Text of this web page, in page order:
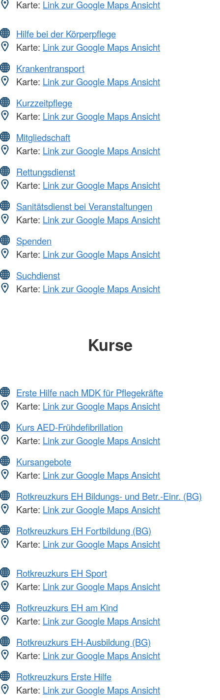
Karte: Link zur Google Maps Ansicht
Hilfe bei der Körperpflege
Karte: Link zur Google Maps Ansicht
Krankentransport
Karte: Link zur Google Maps Ansicht
Kurzzeitpflege
Karte: Link zur Google Maps Ansicht
Mitgliedschaft
Karte: Link zur Google Maps Ansicht
Rettungsdienst
Karte: Link zur Google Maps Ansicht
Sanitätsdienst bei Veranstaltungen
Karte: Link zur Google Maps Ansicht
Spenden
Karte: Link zur Google Maps Ansicht
Suchdienst
Karte: Link zur Google Maps Ansicht
Kurse
Erste Hilfe nach MDK für Pflegekräfte
Karte: Link zur Google Maps Ansicht
Kurs AED-Frühdefibrillation
Karte: Link zur Google Maps Ansicht
Kursangebote
Karte: Link zur Google Maps Ansicht
Rotkreuzkurs EH Bildungs- und Betr.-Einr. (BG)
Karte: Link zur Google Maps Ansicht
Rotkreuzkurs EH Fortbildung (BG)
Karte: Link zur Google Maps Ansicht
Rotkreuzkurs EH Sport
Karte: Link zur Google Maps Ansicht
Rotkreuzkurs EH am Kind
Karte: Link zur Google Maps Ansicht
Rotkreuzkurs EH-Ausbildung (BG)
Karte: Link zur Google Maps Ansicht
Rotkreuzkurs Erste Hilfe
Karte: Link zur Google Maps Ansicht